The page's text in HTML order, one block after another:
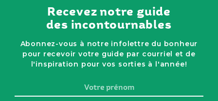
Recevez notre guide
des incontournables
Abonnez-vous à notre infolettre du bonheur
pour recevoir votre guide par courriel et de
l'inspiration pour vos sorties à l'année!
prénom